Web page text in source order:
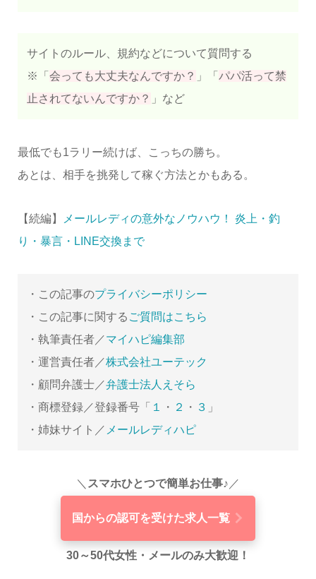
サイトのルール、規約などについて質問する
※「 会っても大丈夫なんですか？ 」「 パパ活って禁
止されてないんですか？ 」など
最低でも1ラリー続けば、こっちの勝ち。
あとは、相手を挑発して稼ぐ方法とかもある。
【続編】
メールレディの意外なノウハウ！ 炎上・釣
り・暴言・LINE交換まで
・この記事のプライバシーポリシー
・この記事に関する ご質問はこちら
・執筆責任者／マイハピ編集部
・運営責任者／株式会社ユーテック
・顧問弁護士／弁護士法人えそら
・商標登録／登録番号「 １ ・ ２ ・ ３ 」
・姉妹サイト／ メールレディハピ
＼ スマホひとつで簡単お仕事♪ ／
国からの認可を受けた求人一覧
30～50代女性・メールのみ大歓迎！